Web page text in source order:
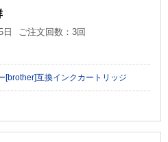
日 ご注文回数：3回
[brother]互換インクカートリッジ